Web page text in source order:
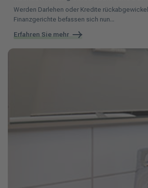
Werden Darlehen oder Kredite
Finanzgerichte befassen sich nun...
Erfahren Sie mehr